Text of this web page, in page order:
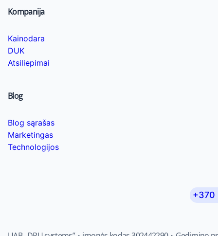
Kompanija
Kainodara
DUK
Atsiliepimai
Blog
Blog sąrašas
Marketingas
Technologijos
+370